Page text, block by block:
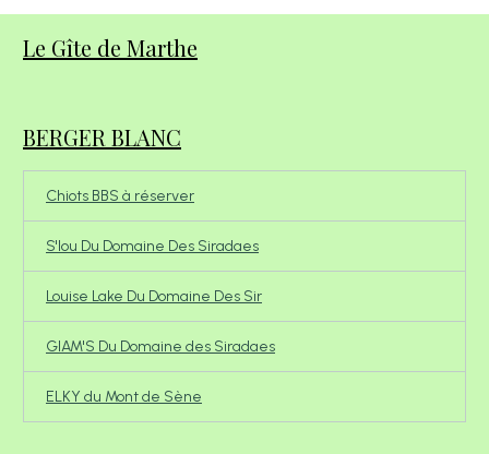
Le Gîte de Marthe
BERGER BLANC
Chiots BBS à réserver
S'lou Du Domaine Des Siradaes
Louise Lake Du Domaine Des Sir
GIAM'S Du Domaine des Siradaes
ELKY du Mont de Sène